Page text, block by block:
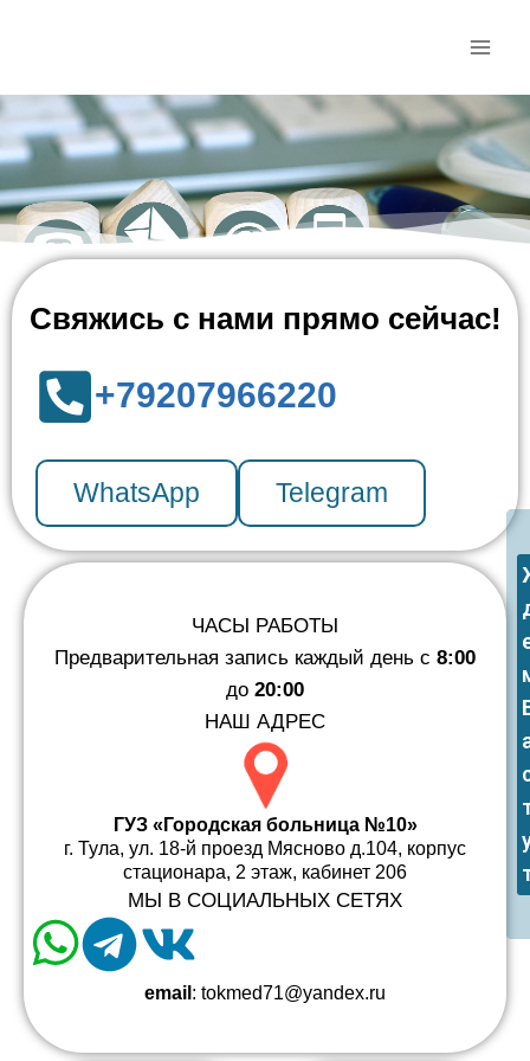
Свяжись с нами прямо сейчас!
+79207966220
WhatsApp Telegram
ЧАСЫ РАБОТЫ
Предварительная запись каждый день с 8:00
до 20:00
НАШ АДРЕС
ГУЗ «Городская больница №10»
г. Тула, ул. 18-й проезд Мясново д.104, корпус
стационара, 2 этаж, кабинет 206
МЫ В СОЦИАЛЬНЫХ СЕТЯХ
email : tokmed71@yandex.ru